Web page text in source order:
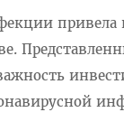
привела